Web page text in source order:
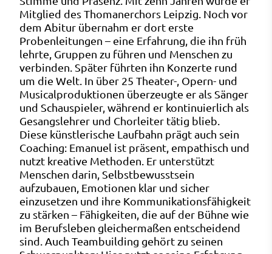
Mitglied des Thomanerchors Leipzig. Noch vor
dem Abitur übernahm er dort erste
Probenleitungen – eine Erfahrung, die ihn früh
lehrte, Gruppen zu führen und Menschen zu
verbinden. Später führten ihn Konzerte rund
um die Welt. In über 25 Theater-, Opern- und
Musicalproduktionen überzeugte er als Sänger
und Schauspieler, während er kontinuierlich als
Gesangslehrer und Chorleiter tätig blieb.
Diese künstlerische Laufbahn prägt auch sein
Coaching: Emanuel ist präsent, empathisch und
nutzt kreative Methoden. Er unterstützt
Menschen darin, Selbstbewusstsein
aufzubauen, Emotionen klar und sicher
einzusetzen und ihre Kommunikationsfähigkeit
zu stärken – Fähigkeiten, die auf der Bühne wie
im Berufsleben gleichermaßen entscheidend
sind. Auch Teambuilding gehört zu seinen